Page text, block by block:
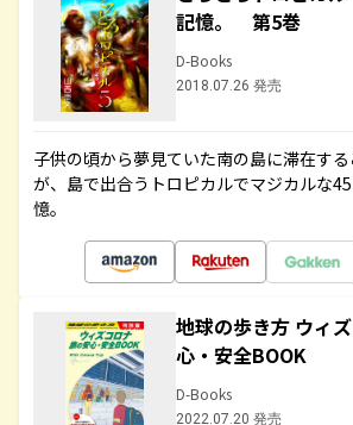
記憶。 第5巻
D-Books
2018.07.26 発売
子供の頃から夢見ていた南の島に滞在す
が、島で出合うトロピカルでマジカルな
憶。
地球の歩き方 ウィ
心・安全BOOK
D-Books
2022.07.20 発売